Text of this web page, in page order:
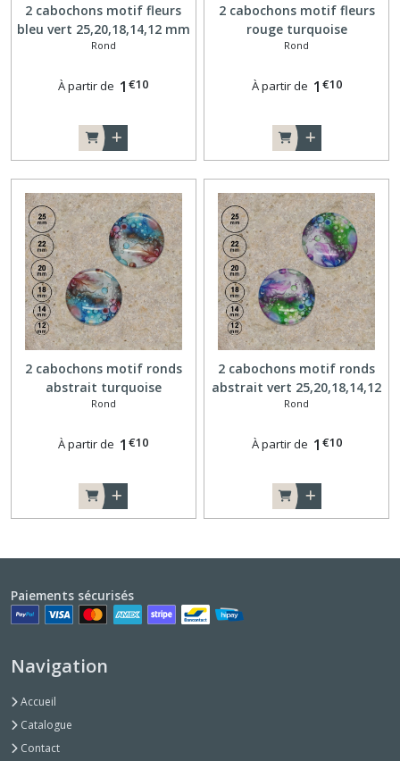
2 cabochons motif fleurs
bleu vert 25,20,18,14,12 mm
R001
Rond
À partir de 1 €10
2 cabochons motif fleurs
rouge turquoise
25,20,18,14,12 mm R002
Rond
À partir de 1 €10
2 cabochons motif ronds
abstrait turquoise
25,20,18,14,12 mm R003
Rond
À partir de 1 €10
2 cabochons motif ronds
abstrait vert 25,20,18,14,12
mm R004
Rond
À partir de 1 €10
Paiements sécurisés
Navigation
Accueil
Catalogue
Contact